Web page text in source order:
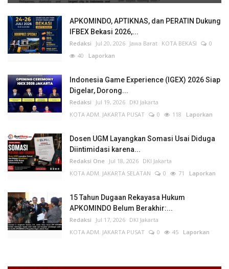
APKOMINDO, APTIKNAS, dan PERATIN Dukung
IFBEX Bekasi 2026,...
Redaksi Jul 20, 2026 Jawa Barat KOTA BEKASI
0
40 Laporkan
Indonesia Game Experience (IGEX) 2026 Siap
Digelar, Dorong...
Redaksi Jul 19, 2026 DKI Jakarta
KOTA ADM. JAKARTA PUSAT
0 118 Laporkan
Dosen UGM Layangkan Somasi Usai Diduga
Diintimidasi karena...
Redaksi One Jul 18, 2026 DKI Jakarta
KOTA ADM. JAKARTA SELATAN
0 71 Laporkan
15 Tahun Dugaan Rekayasa Hukum
APKOMINDO Belum Berakhir:...
Redaksi Jul 17, 2026 DKI Jakarta
KOTA ADM. JAKARTA PUSAT
0 45 Laporkan